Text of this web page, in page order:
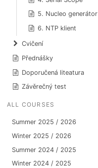
5. Nucleo generátor
6. NTP klient
Cvičení
Přednášky
Doporučená liteatura
Závěrečný test
ALL COURSES
Summer 2025 / 2026
Winter 2025 / 2026
Summer 2024 / 2025
Winter 2024 / 2025